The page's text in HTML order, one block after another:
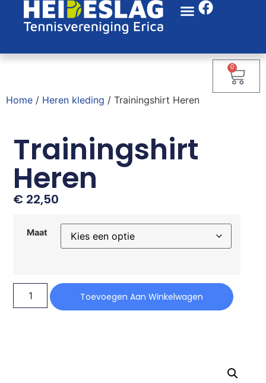
0
Home / Heren kleding / Trainingshirt Heren
Trainingshirt
Heren
€ 22,50
Maat
Toevoegen Aan Winkelwagen